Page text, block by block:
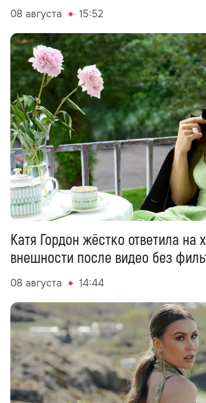
08 августа 15:52
Катя Гордон жёстко ответила на
внешности после видео без
08 августа 14:44